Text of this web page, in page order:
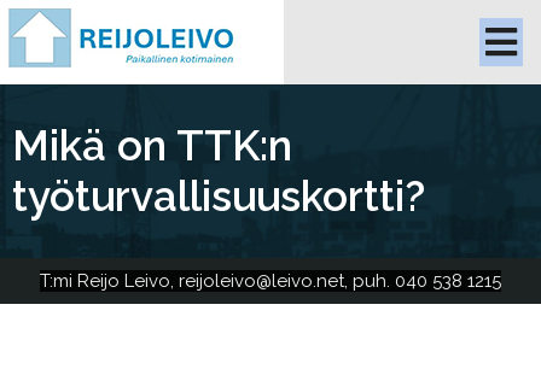
Mikä on TTK:n
työturvallisuuskortti?
T:mi Reijo Leivo, reijoleivo@leivo.net, puh. 040 538 1215